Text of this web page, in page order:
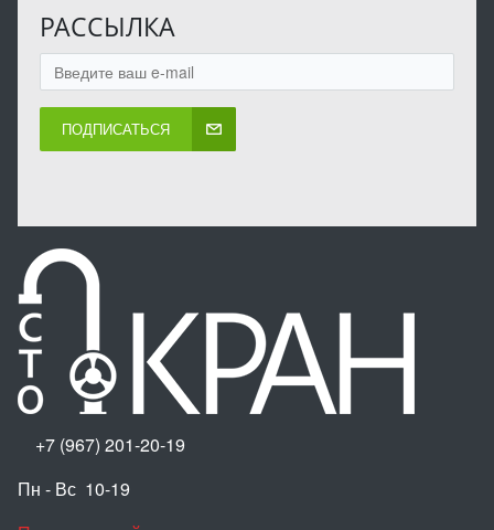
РАССЫЛКА
ПОДПИСАТЬСЯ
+7 (967) 201-20-19
Пн - Вс 10-19